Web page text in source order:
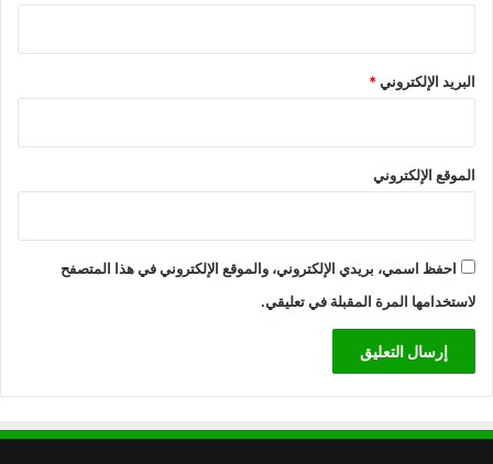
البريد الإلكتروني*
الموقع الإلكتروني
احفظ اسمي، بريدي الإلكتروني، والموقع الإلكتروني في هذا المتصفح
لاستخدامها المرة المقبلة في تعليقي.